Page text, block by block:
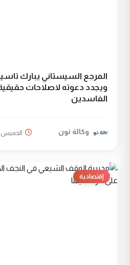
المرجع السيستاني يبارك
ويجدد دعوته لاصلاحات
الفاسدين
وكالة نون الخميس 07 كانون الثاني 2016
إقتصادية